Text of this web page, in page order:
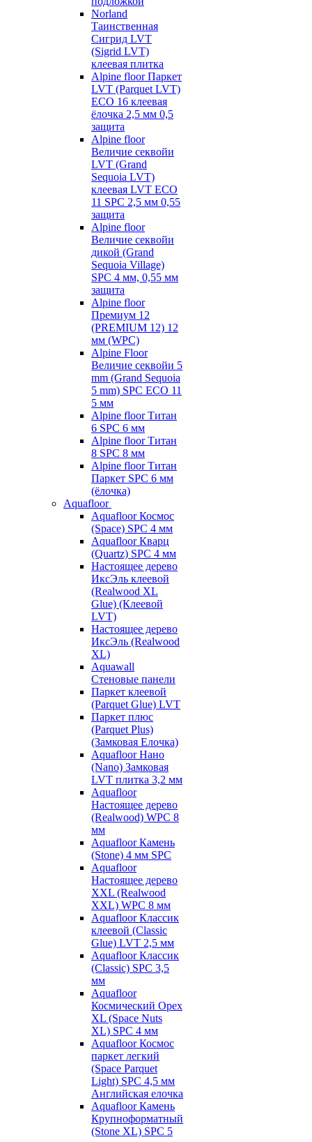
Norland
Таинственная
Сигрид LVT
(Sigrid LVT)
клеевая плитка
Alpine floor Паркет
LVT (Parquet LVT)
ECO 16 клеевая
ёлочка 2,5 мм 0,5
защита
Alpine floor
Величие секвойи
LVT (Grand
Sequoia LVT)
клеевая LVT ECO
11 SPC 2,5 мм 0,55
защита
Alpine floor
Величие секвойи
дикой (Grand
Sequoia Village)
SPC 4 мм, 0,55 мм
защита
Alpine floor
Премиум 12
(PREMIUM 12) 12
мм (WPC)
Alpine Floor
Величие секвойи 5
mm (Grand Sequoia
5 mm) SPC ECO 11
5 мм
Alpine floor Титан
6 SPC 6 мм
Alpine floor Титан
8 SPC 8 мм
Alpine floor Титан
Паркет SPC 6 мм
(ёлочка)
Aquafloor
Aquafloor Космос
(Space) SPC 4 мм
Aquafloor Кварц
(Quartz) SPC 4 мм
Настоящее дерево
ИксЭль клеевой
(Realwood XL
Glue) (Клеевой
LVT)
Настоящее дерево
ИксЭль (Realwood
XL)
Aquawall
Стеновые панели
Паркет клеевой
(Parquet Glue) LVT
Паркет плюс
(Parquet Plus)
(Замковая Елочка)
Aquafloor Нано
(Nano) Замковая
LVT плитка 3,2 мм
Aquafloor
Настоящее дерево
(Realwood) WPC 8
мм
Aquafloor Камень
(Stone) 4 мм SPC
Aquafloor
Настоящее дерево
XXL (Realwood
XXL) WPC 8 мм
Aquafloor Классик
клеевой (Classic
Glue) LVT 2,5 мм
Aquafloor Классик
(Classic) SPC 3,5
мм
Aquafloor
Космический Орех
XL (Space Nuts
XL) SPC 4 мм
Aquafloor Космос
паркет легкий
(Space Parquet
Light) SPC 4,5 мм
Английская елочка
Aquafloor Камень
Крупноформатный
(Stone XL) SPC 5